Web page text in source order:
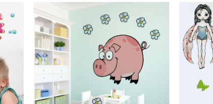
wiele
wariantów.
Opcje
można
wybrać
na
stronie
produktu